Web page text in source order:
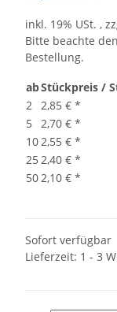
inkl. 19% USt. ,
Bitte beachte
Bestellung.
abStückpreis /
2 2,85 € *
5
2,70 € *
102,55 € *
25 2,40 € *
502,10 € *
Sofort verfügbar
Lieferzeit: 1 - 3